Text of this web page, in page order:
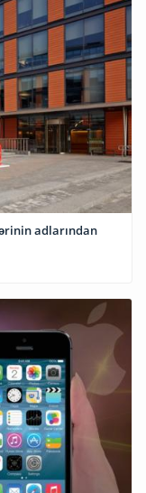
adlarından